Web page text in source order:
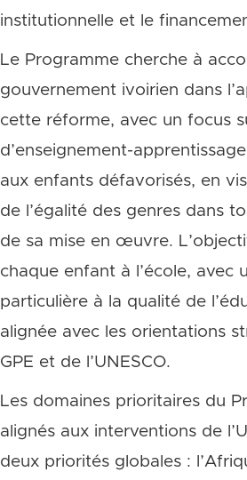
institutionnelle et le
Le Programme cherche à
gouvernement ivoirien dans
cette réforme, avec un focus
d’enseignement-
aux enfants défavorisés, en
de l’égalité des genres dans
de sa mise en œuvre.
chaque enfant à l’école, avec
particulière à la qualité de
alignée avec les orientations
GPE et de l’UNESCO.
Les domaines prioritaires du
alignés aux interventions de
deux priorités globales :